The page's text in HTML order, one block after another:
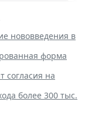
нововведения в
форма
согласия на
более 300 тыс.